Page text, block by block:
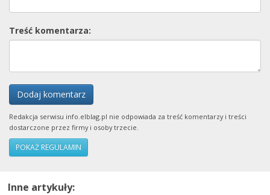
Treść komentarza:
Dodaj komentarz
Redakcja serwisu info.elblag.pl nie odpowiada za treść komentarzy i treści
dostarczone przez firmy i osoby trzecie.
POKAŻ REGULAMIN
Inne artykuły: